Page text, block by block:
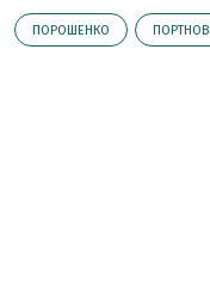
ПОРОШЕНКО ПОРТНОВ